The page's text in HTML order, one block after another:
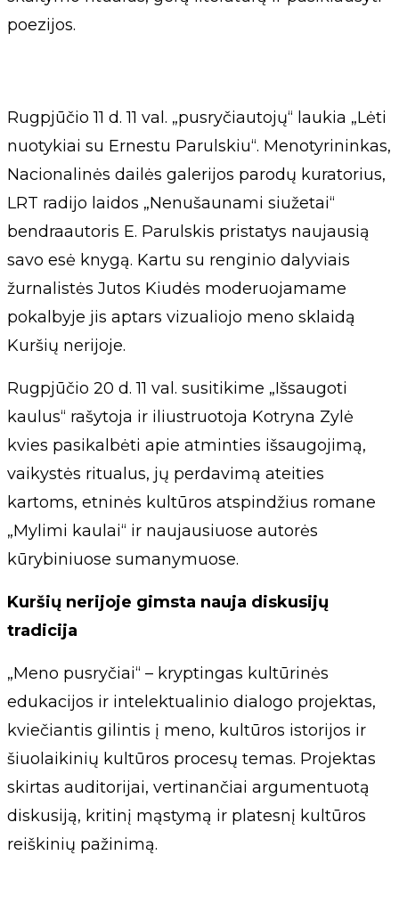
poezijos.
Rugpjūčio 11 d. 11 val. „pusryčiautojų“ laukia „Lėti
nuotykiai su Ernestu Parulskiu“. Menotyrininkas,
Nacionalinės dailės galerijos parodų kuratorius,
LRT radijo laidos „Nenušaunami siužetai“
bendraautoris E. Parulskis pristatys naujausią
savo esė knygą. Kartu su renginio dalyviais
žurnalistės Jutos Kiudės moderuojamame
pokalbyje jis aptars vizualiojo meno sklaidą
Kuršių nerijoje.
Rugpjūčio 20 d. 11 val. susitikime „Išsaugoti
kaulus“ rašytoja ir iliustruotoja Kotryna Zylė
kvies pasikalbėti apie atminties išsaugojimą,
vaikystės ritualus, jų perdavimą ateities
kartoms, etninės kultūros atspindžius romane
„Mylimi kaulai“ ir naujausiuose autorės
kūrybiniuose sumanymuose.
Kuršių nerijoje gimsta nauja diskusijų
tradicija
„Meno pusryčiai“ – kryptingas kultūrinės
edukacijos ir intelektualinio dialogo projektas,
kviečiantis gilintis į meno, kultūros istorijos ir
šiuolaikinių kultūros procesų temas. Projektas
skirtas auditorijai, vertinančiai argumentuotą
diskusiją, kritinį mąstymą ir platesnį kultūros
reiškinių pažinimą.